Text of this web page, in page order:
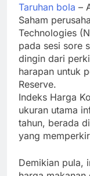
Taruhan bola –
Saham
Technologies
pada sesi sore
dingin dari
harapan untuk
Reserve.
Indeks Harga
ukuran utama
tahun, berada
yang
Demikian pula,